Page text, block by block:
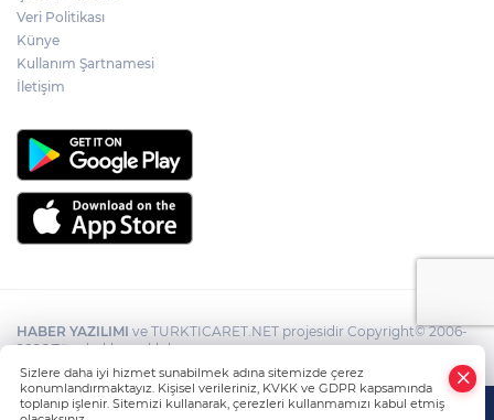
Veri Politikası
Künye
Kullanım Şartnamesi
İletişim
HABER YAZILIMI ve TURKTICARET.NET projesidir Copyright© 2006-
2026 Tüm hakları saklıdır.
Sizlere daha iyi hizmet sunabilmek adına sitemizde çerez
konumlandırmaktayız. Kişisel verileriniz, KVKK ve GDPR kapsamında
toplanıp işlenir. Sitemizi kullanarak, çerezleri kullanmamızı kabul etmiş